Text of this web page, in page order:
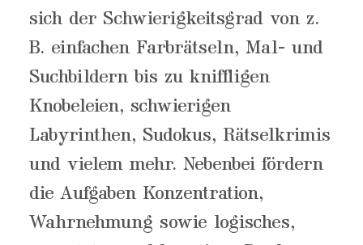
sich der Schwierigkeitsgrad von z.
B. einfachen Farbrätseln, Mal- und
Suchbildern bis zu kniffligen
Knobeleien, schwierigen
Labyrinthen, Sudokus, Rätselkrimis
und vielem mehr. Nebenbei fördern
die Aufgaben Konzentration,
Wahrnehmung sowie logisches,